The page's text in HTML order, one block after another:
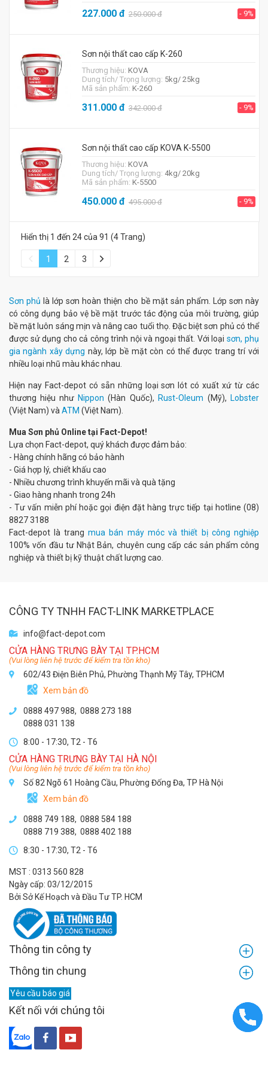
227.000đ 250.000đ - 9%
Sơn nội thất cao cấp K-260
Thương hiệu: KOVA
Dung tích/ Trọng lượng: 5kg/ 25kg
Mã sản phẩm: K-260
311.000đ 342.000đ - 9%
Sơn nội thất cao cấp KOVA K-5500
Thương hiệu: KOVA
Dung tích/ Trọng lượng: 4kg/ 20kg
Mã sản phẩm: K-5500
450.000đ 495.000đ - 9%
Hiển thị 1 đến 24 của 91 (4 Trang)
1 2 3
Sơn phủ là lớp sơn hoàn thiện cho bề mặt sản phẩm. Lớp sơn này
có công dụng bảo vệ bề mặt trước tác động của môi trường, giúp
bề mặt luôn sáng mịn và nâng cao tuổi thọ. Đặc biệt sơn phủ có thể
được sử dụng cho cả công trình nội và ngoại thất. Với loại sơn, phụ
gia ngành xây dựng này, lớp bề mặt còn có thể được trang trí với
nhiều loại nhũ màu khác nhau.
Hiện nay Fact-depot có sẵn những loại sơn lót có xuất xứ từ các
thương hiệu như Nippon (Hàn Quốc), Rust-Oleum (Mỹ), Lobster
(Việt Nam) và ATM (Việt Nam).
Mua Sơn phủ Online tại Fact-Depot!
Lựa chọn Fact-depot, quý khách được đảm bảo:
- Hàng chính hãng có bảo hành
- Giá hợp lý, chiết khấu cao
- Nhiều chương trình khuyến mãi và quà tặng
- Giao hàng nhanh trong 24h
- Tư vấn miễn phí hoặc gọi điện đặt hàng trực tiếp tại hotline (08)
8827 3188
Fact-depot là trang mua bán máy móc và thiết bị công nghiệp
100% vốn đầu tư Nhật Bản, chuyên cung cấp các sản phẩm công
nghiệp và thiết bị kỹ thuật chất lượng cao.
CÔNG TY TNHH FACT-LINK MARKETPLACE
info@fact-depot.com
CỬA HÀNG TRƯNG BÀY TẠI TP.HCM
(Vui lòng liên hệ trước để kiểm tra tồn kho)
602/43 Điện Biên Phủ, Phường Thạnh Mỹ Tây, TPHCM
Xem bản đồ
0888 497 988, 0888 273 188
0888 031 138
8:00 - 17:30, T2 - T6
CỬA HÀNG TRƯNG BÀY TẠI HÀ NỘI
(Vui lòng liên hệ trước để kiểm tra tồn kho)
Số 82 Ngõ 61 Hoàng Cầu, Phường Đống Đa, TP Hà Nội
Xem bản đồ
0888 749 188, 0888 584 188
0888 719 388, 0888 402 188
8:30 - 17:30, T2 - T6
MST : 0313 560 828
Ngày cấp: 03/12/2015
Bởi Sở Kế Hoạch và Đầu Tư TP. HCM
Thông tin công ty
Thông tin chung
Yêu cầu báo giá
Kết nối với chúng tôi